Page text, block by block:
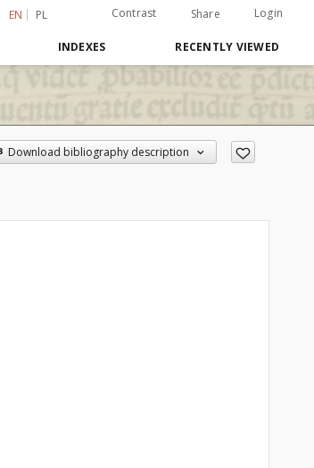
EN PL Contrast Share Login
INDEXES RECENTLY VIEWED
Download bibliography description